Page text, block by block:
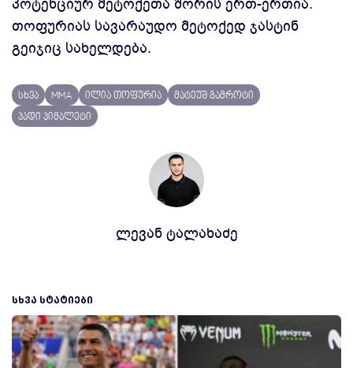
პოტენციურ მეტოქეთა შორის ერთ-ერთია.
თოფურიას სავარაუდო მეტოქედ ჯასტინ
გეიჯიც სახელდება.
სხვა MMA ილია თოფურია
მატეუშ გამროტი
პადი პიმბლეტი
ლევან ტალახაძე
ᲡᲮᲕᲐ ᲡᲢᲐᲢᲘᲔᲑᲘ